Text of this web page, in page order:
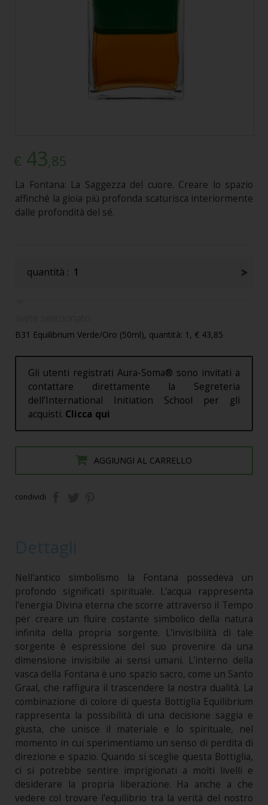
€ 43,85
La Fontana: La Saggezza del cuore. Creare lo spazio
affinché la gioia più profonda scaturisca interiormente
dalle profondità del sé.
quantità : 1
B31 Equilibrium Verde/Oro (50ml), quantità: 1, € 43,85
Gli utenti registrati Aura-Soma® sono invitati a
contattare direttamente la Segreteria
dell’International Initiation School per gli
acquisti. Clicca qui
AGGIUNGI AL CARRELLO
condividi
Nell'antico simbolismo la Fontana possedeva un
profondo significati spirituale. L'acqua rappresenta
l'energia Divina eterna che scorre attraverso il Tempo
per creare un fluire costante simbolico della natura
infinita della propria sorgente. L'invisibilità di tale
sorgente è espressione del suo provenire da una
dimensione invisibile ai sensi umani. L'interno della
vasca della Fontana è uno spazio sacro, come un Santo
Graal, che raffigura il trascendere la nostra dualità. La
combinazione di colore di questa Bottiglia Equilibrium
rappresenta la possibilità di una decisione saggia e
giusta, che unisce il materiale e lo spirituale, nel
momento in cui sperimentiamo un senso di perdita di
direzione e spazio. Quando si sceglie questa Bottiglia,
ci si potrebbe sentire imprigionati a molti livelli e
desiderare la propria liberazione. Ha anche a che
vedere col trovare l'equilibrio tra la verità del nostro